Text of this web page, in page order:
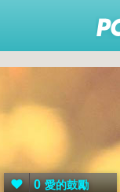
0 愛的鼓勵